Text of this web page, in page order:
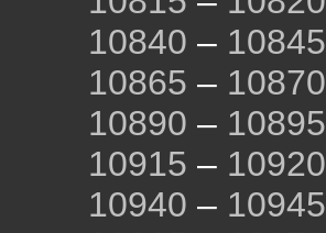
10840 – 10845
10865 – 10870
10890 – 10895
10915 – 10920
10940 – 10945